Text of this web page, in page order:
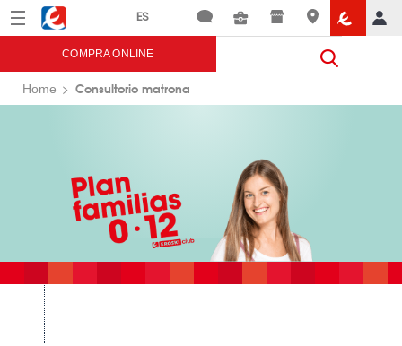
Menú Eroski
COMPRA ONLINE
Home Consultorio matrona